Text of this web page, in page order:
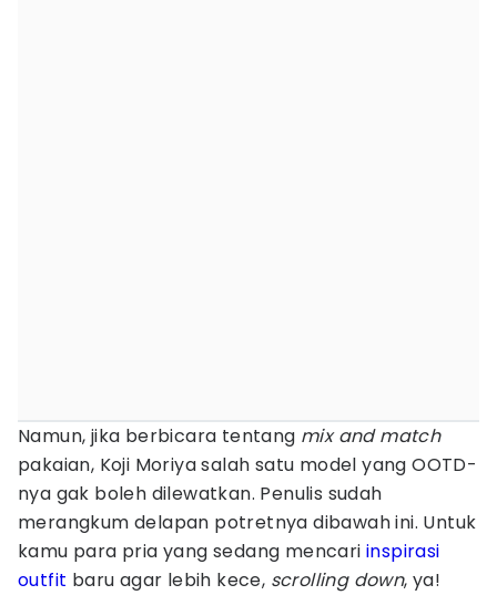
Namun, jika berbicara tentang mix and match
pakaian, Koji Moriya salah satu model yang OOTD-
nya gak boleh dilewatkan. Penulis sudah
merangkum delapan potretnya dibawah ini. Untuk
kamu para pria yang sedang mencari inspirasi
outfit baru agar lebih kece, scrolling down, ya!